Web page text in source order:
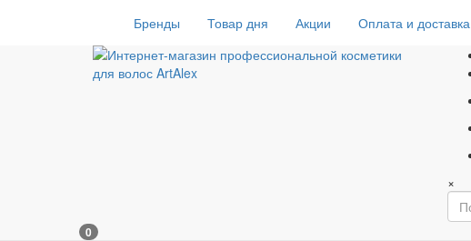
Бренды Товар дня Акции Оплата и доставка
×
0